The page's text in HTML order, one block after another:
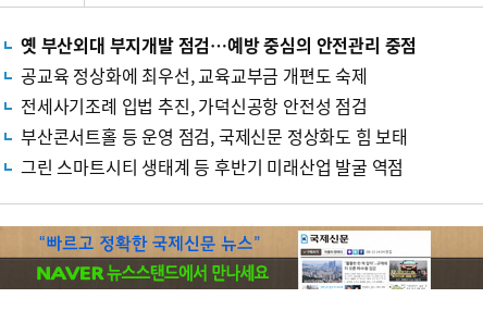
옛 부산외대 부지개발 점검…예방 중심의 안전관리 중점
공교육 정상화에 최우선, 교육교부금 개편도 숙제
전세사기조례 입법 추진, 가덕신공항 안전성 점검
부산콘서트홀 등 운영 점검, 국제신문 정상화도 힘 보태
그린 스마트시티 생태계 등 후반기 미래산업 발굴 역점